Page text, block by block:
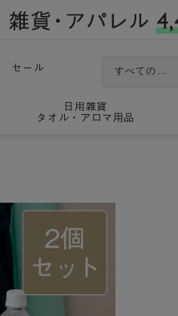
セール
日用雑貨
タオル・アロマ用品